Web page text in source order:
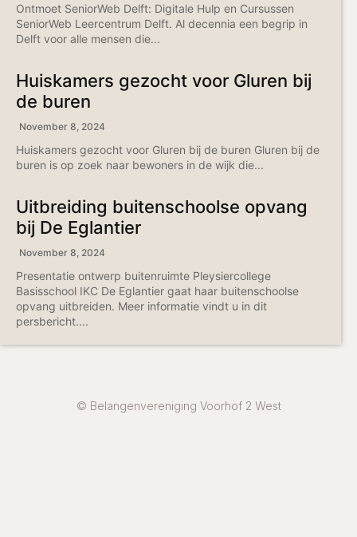
Ontmoet SeniorWeb Delft: Digitale Hulp en Cursussen
SeniorWeb Leercentrum Delft. Al decennia een begrip in
Delft voor alle mensen die...
Huiskamers gezocht voor Gluren bij
de buren
November 8, 2024
Huiskamers gezocht voor Gluren bij de buren Gluren bij de
buren is op zoek naar bewoners in de wijk die...
Uitbreiding buitenschoolse opvang
bij De Eglantier
November 8, 2024
Presentatie ontwerp buitenruimte Pleysiercollege
Basisschool IKC De Eglantier gaat haar buitenschoolse
opvang uitbreiden. Meer informatie vindt u in dit
persbericht....
© Belangenvereniging Voorhof 2 West